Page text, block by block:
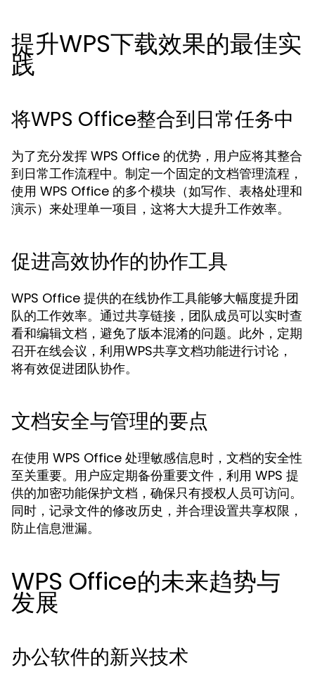
提升WPS下载效果的最佳实
践
将WPS Office整合到日常任务中
为了充分发挥 WPS Office 的优势，用户应将其整合
到日常工作流程中。制定一个固定的文档管理流程，
使用 WPS Office 的多个模块（如写作、表格处理和
演示）来处理单一项目，这将大大提升工作效率。
促进高效协作的协作工具
WPS Office 提供的在线协作工具能够大幅度提升团
队的工作效率。通过共享链接，团队成员可以实时查
看和编辑文档，避免了版本混淆的问题。此外，定期
召开在线会议，利用WPS共享文档功能进行讨论，
将有效促进团队协作。
文档安全与管理的要点
在使用 WPS Office 处理敏感信息时，文档的安全性
至关重要。用户应定期备份重要文件，利用 WPS 提
供的加密功能保护文档，确保只有授权人员可访问。
同时，记录文件的修改历史，并合理设置共享权限，
防止信息泄漏。
WPS Office的未来趋势与
发展
办公软件的新兴技术